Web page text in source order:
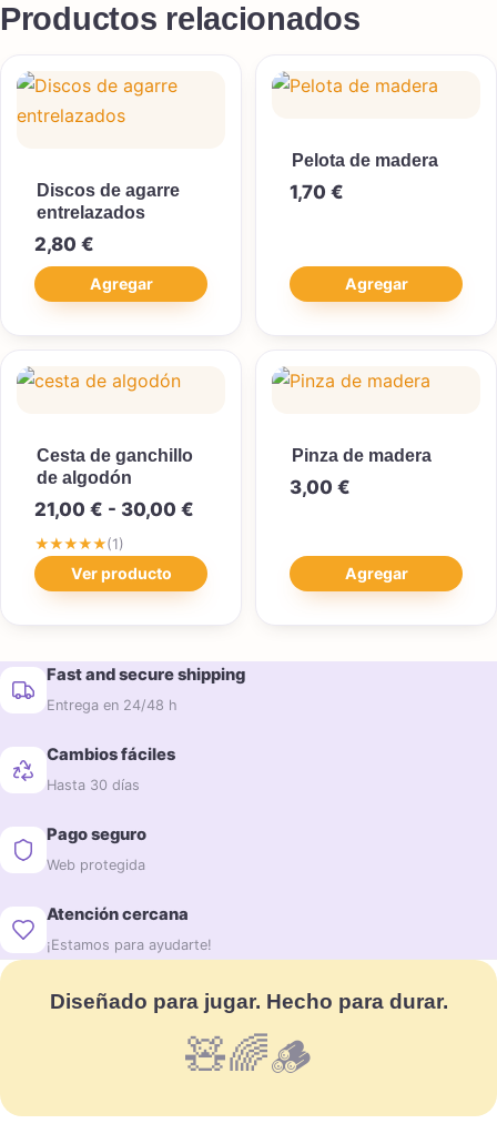
Productos relacionados
Discos de agarre
entrelazados
2,80 €
Agregar
Pelota de madera
1,70 €
Agregar
Cesta de ganchillo
de algodón
21,00 € - 30,00 €
★★★★★(1)
Ver producto
Pinza de madera
3,00 €
Agregar
Fast and secure shipping
Entrega en 24/48 h
Cambios fáciles
Hasta 30 días
Pago seguro
Web protegida
Atención cercana
¡Estamos para ayudarte!
Diseñado para jugar. Hecho para durar.
🧸🌈🪵